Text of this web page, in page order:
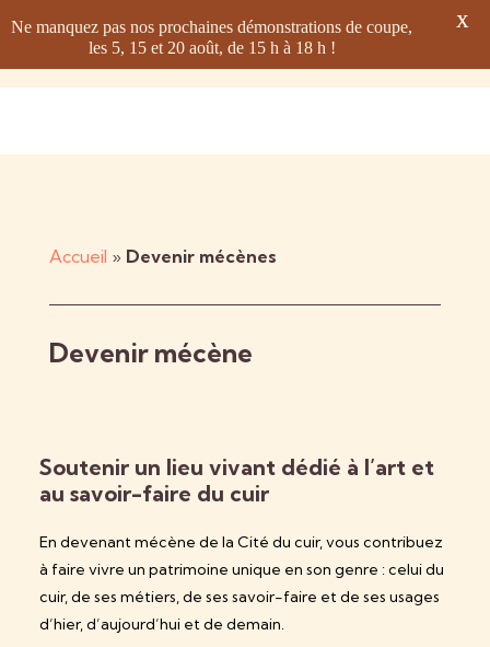
Accueil » Devenir mécènes
Devenir mécène
Soutenir un lieu vivant dédié à l’art et
au savoir-faire du cuir
En devenant mécène de la Cité du cuir, vous contribuez
à faire vivre un patrimoine unique en son genre : celui du
cuir, de ses métiers, de ses savoir-faire et de ses usages
d’hier, d’aujourd’hui et de demain.
Ne manquez pas nos prochaines démonstrations de coupe,
les 5, 15 et 20 août, de 15 h à 18 h !
X